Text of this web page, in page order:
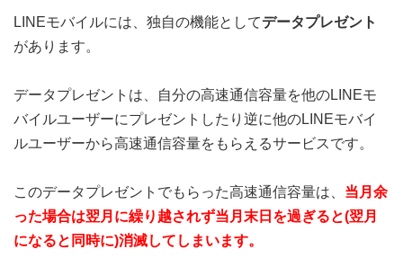
LINEモバイルには、独自の機能としてデータプレゼント
があります。
データプレゼントは、自分の高速通信容量を他のLINEモ
バイルユーザーにプレゼントしたり逆に他のLINEモバイ
ルユーザーから高速通信容量をもらえるサービスです。
このデータプレゼントでもらった高速通信容量は、 当月余
った場合は翌月に繰り越されず当月末日を過ぎると(翌月
になると同時に)消滅してしまいます。